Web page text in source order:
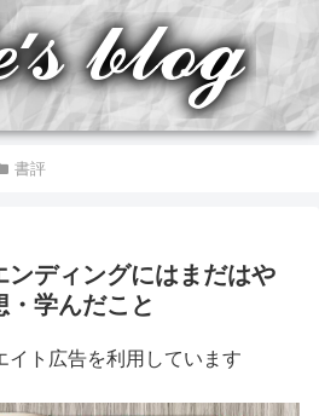
書評
ンディングにはまだはや
・学んだこと
ト広告を利用しています